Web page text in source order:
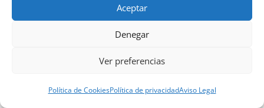
Aceptar
Denegar
Ver preferencias
Política de CookiesPolítica de privacidadAviso Legal
Luis Souto